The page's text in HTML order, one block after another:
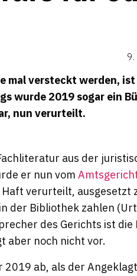
mal versteckt werden,
wurde 2019 sogar ein
nun verurteilt.
aus der
er nun vom
verurteilt, ausgesetzt
der Bibliothek zahlen
des Gerichts ist
aber noch nicht vor.
2019 ab, als der